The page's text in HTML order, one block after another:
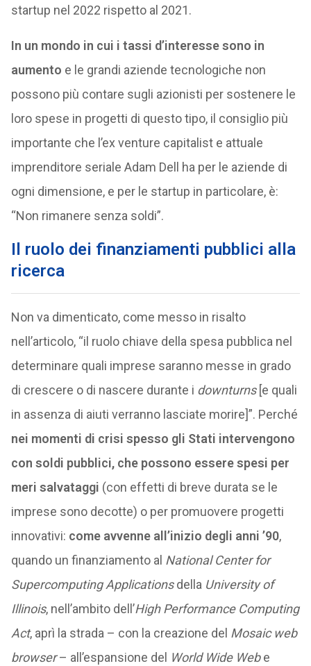
startup nel 2022 rispetto al 2021.
In un mondo in cui i tassi d’interesse sono in
aumento e le grandi aziende tecnologiche non
possono più contare sugli azionisti per sostenere le
loro spese in progetti di questo tipo, il consiglio più
importante che l’ex venture capitalist e attuale
imprenditore seriale Adam Dell ha per le aziende di
ogni dimensione, e per le startup in particolare, è:
“Non rimanere senza soldi”.
Il ruolo dei finanziamenti pubblici alla
ricerca
Non va dimenticato, come messo in risalto
nell’articolo, “il ruolo chiave della spesa pubblica nel
determinare quali imprese saranno messe in grado
di crescere o di nascere durante i downturns [e quali
in assenza di aiuti verranno lasciate morire]”. Perché
nei momenti di crisi spesso gli Stati intervengono
con soldi pubblici, che possono essere spesi per
meri salvataggi (con effetti di breve durata se le
imprese sono decotte) o per promuovere progetti
innovativi: come avvenne all’inizio degli anni ’90,
quando un finanziamento al National Center for
Supercomputing Applicationsdella University of
Illinois, nell’ambito dell’High Performance Computing
Act, aprì la strada – con la creazione del Mosaic web
browser– all’espansione del World Wide Webe